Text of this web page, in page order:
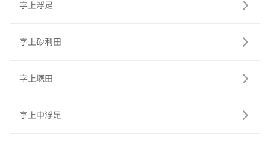
字上浮足
字上砂利田
字上塚田
字上中浮足